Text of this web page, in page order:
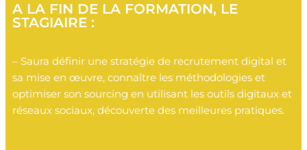
A LA FIN DE LA FORMATION, LE
STAGIAIRE :
– Saura définir une stratégie de recrutement digital et
sa mise en œuvre, connaître les méthodologies et
optimiser son sourcing en utilisant les outils digitaux et
réseaux sociaux, découverte des meilleures pratiques.